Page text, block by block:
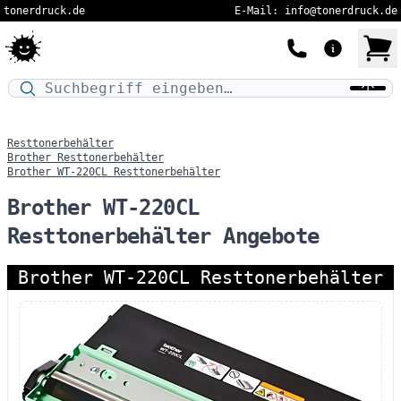
tonerdruck.de E-Mail: info@tonerdruck.de
Druckermodell oder Produktnamen eingeben…
Resttonerbehälter
Brother Resttonerbehälter
Brother WT-220CL Resttonerbehälter
Brother WT-220CL
Resttonerbehälter Angebote
Brother WT-220CL Resttonerbehälter